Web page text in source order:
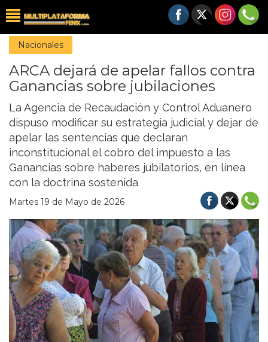
Nacionales
ARCA dejará de apelar fallos contra
Ganancias sobre jubilaciones
La Agencia de Recaudación y Control Aduanero
dispuso modificar su estrategia judicial y dejar de
apelar las sentencias que declaran
inconstitucional el cobro del impuesto a las
Ganancias sobre haberes jubilatorios, en línea
con la doctrina sostenida
Martes 19 de Mayo de 2026